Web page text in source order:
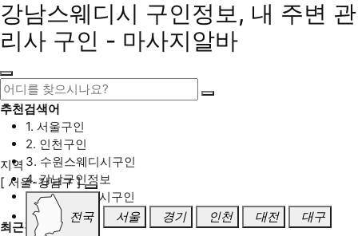
강남스웨디시 구인정보, 내 주변 관
리사 구인 - 마사지알바
추천검색어
1. 서울구인
2. 인천구인
3. 수원스웨디시구인
4. 강남구인정보
5. 동탄스웨디시구인
최근검색어
지역
[ 서울-강남구 ]
전국 서울 경기 인천 대전 대구